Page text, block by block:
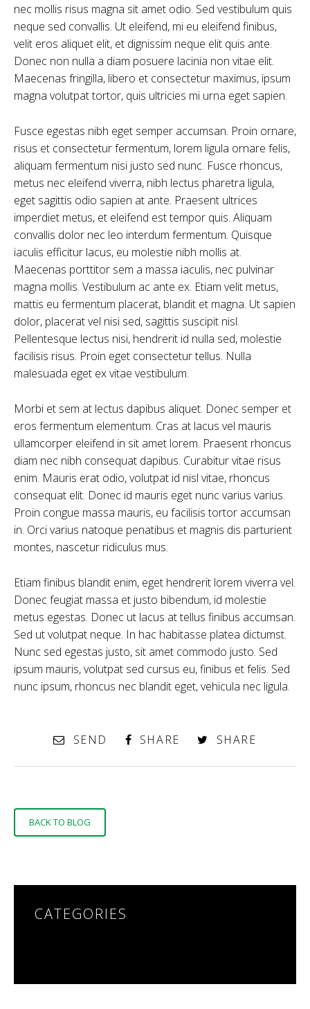
nec mollis risus magna sit amet odio. Sed vestibulum quis
neque sed convallis. Ut eleifend, mi eu eleifend finibus,
velit eros aliquet elit, et dignissim neque elit quis ante.
Donec non nulla a diam posuere lacinia non vitae elit.
Maecenas fringilla, libero et consectetur maximus, ipsum
magna volutpat tortor, quis ultricies mi urna eget sapien.
Fusce egestas nibh eget semper accumsan. Proin ornare,
risus et consectetur fermentum, lorem ligula ornare felis,
aliquam fermentum nisi justo sed nunc. Fusce rhoncus,
metus nec eleifend viverra, nibh lectus pharetra ligula,
eget sagittis odio sapien at ante. Praesent ultrices
imperdiet metus, et eleifend est tempor quis. Aliquam
convallis dolor nec leo interdum fermentum. Quisque
iaculis efficitur lacus, eu molestie nibh mollis at.
Maecenas porttitor sem a massa iaculis, nec pulvinar
magna mollis. Vestibulum ac ante ex. Etiam velit metus,
mattis eu fermentum placerat, blandit et magna. Ut sapien
dolor, placerat vel nisi sed, sagittis suscipit nisl.
Pellentesque lectus nisi, hendrerit id nulla sed, molestie
facilisis risus. Proin eget consectetur tellus. Nulla
malesuada eget ex vitae vestibulum.
Morbi et sem at lectus dapibus aliquet. Donec semper et
eros fermentum elementum. Cras at lacus vel mauris
ullamcorper eleifend in sit amet lorem. Praesent rhoncus
diam nec nibh consequat dapibus. Curabitur vitae risus
enim. Mauris erat odio, volutpat id nisl vitae, rhoncus
consequat elit. Donec id mauris eget nunc varius varius.
Proin congue massa mauris, eu facilisis tortor accumsan
in. Orci varius natoque penatibus et magnis dis parturient
montes, nascetur ridiculus mus.
Etiam finibus blandit enim, eget hendrerit lorem viverra vel.
Donec feugiat massa et justo bibendum, id molestie
metus egestas. Donec ut lacus at tellus finibus accumsan.
Sed ut volutpat neque. In hac habitasse platea dictumst.
Nunc sed egestas justo, sit amet commodo justo. Sed
ipsum mauris, volutpat sed cursus eu, finibus et felis. Sed
nunc ipsum, rhoncus nec blandit eget, vehicula nec ligula.
SEND SHARE SHARE
BACK TO BLOG
CATEGORIES